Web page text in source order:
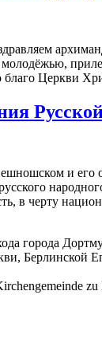
Церкви
и его
в черту
города
Берлинской
zu